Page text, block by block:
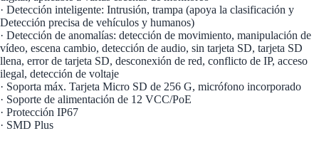
· Detección inteligente: Intrusión, trampa (apoya la clasificación y
Detección precisa de vehículos y humanos)
· Detección de anomalías: detección de movimiento, manipulación de
vídeo, escena cambio, detección de audio, sin tarjeta SD, tarjeta SD
llena, error de tarjeta SD, desconexión de red, conflicto de IP, acceso
ilegal, detección de voltaje
· Soporta máx. Tarjeta Micro SD de 256 G, micrófono incorporado
· Soporte de alimentación de 12 VCC/PoE
· Protección IP67
· SMD Plus